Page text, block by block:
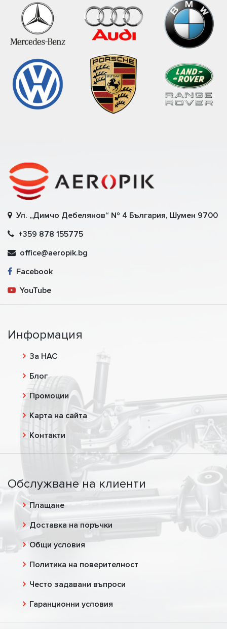
Ул. „Димчо Дебелянов“ № 4 България, Шумен 9700
+359 878 155775
office@aeropik.bg
Facebook
YouTube
Информация
За НАС
Блог
Промоции
Карта на сайта
Контакти
Обслужване на клиенти
Плащане
Доставка на поръчки
Общи условия
Политика на поверителност
Често задавани въпроси
Гаранционни условия